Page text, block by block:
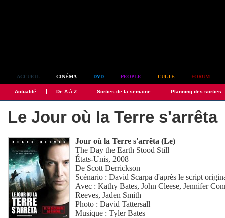
ACCUEIL CINÉMA DVD PEOPLE CULTE FORUM
Actualité De A à Z Sorties de la semaine Planning des sorties
Le Jour où la Terre s'arrêta
Jour où la Terre s'arrêta (Le)
The Day the Earth Stood Still
États-Unis, 2008
De Scott Derrickson
Scénario :David Scarpa d'après le script
Avec :Kathy Bates,John Cleese,Jennifer
Reeves,Jaden Smith
Photo :David Tattersall
Musique :Tyler Bates